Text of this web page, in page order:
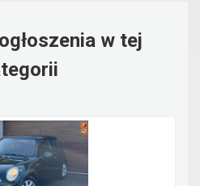
w tej